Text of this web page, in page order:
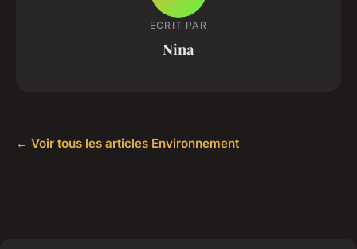
ECRIT PAR
Nina
← Voir tous les articles Environnement